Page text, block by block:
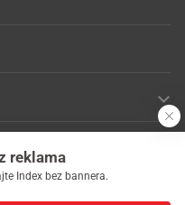
reklama
Index bez bannera.